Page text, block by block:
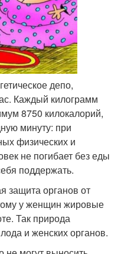
депо,
Каждый килограмм
8750 килокалорий,
минуту: при
физических и
не погибает без еды
поддержать.
защита органов от
у женщин жировые
Так природа
и женских органов.